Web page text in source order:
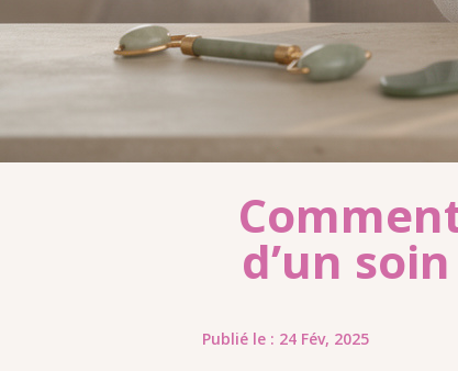
d’un
Publié le : 24 Fév, 2025